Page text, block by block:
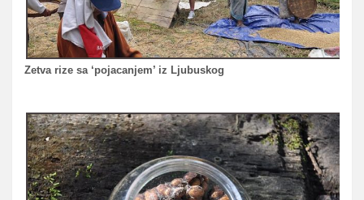
Zetva rize sa ‘pojacanjem’ iz Ljubuskog